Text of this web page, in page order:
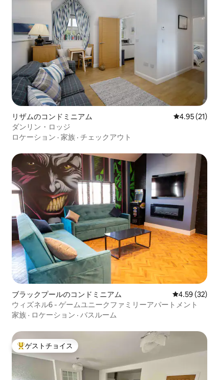
リザムのコンドミニアム レビュー21
4.95 (21)
ダンリン・ロッジ
ロケーション · 家族 · チェックアウト
ブラックプールのコンドミニアム レビュー32
4.59 (32)
ウィズネル6 - ゲームユニークファミリーアパートメント
家族 · ロケーション · バスルーム
大好評のゲストチョイスです。
ゲストチョイス